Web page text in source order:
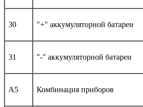
30 "+" аккумуляторной батареи
31 "-" аккумуляторной батареи
A5 Комбинация приборов